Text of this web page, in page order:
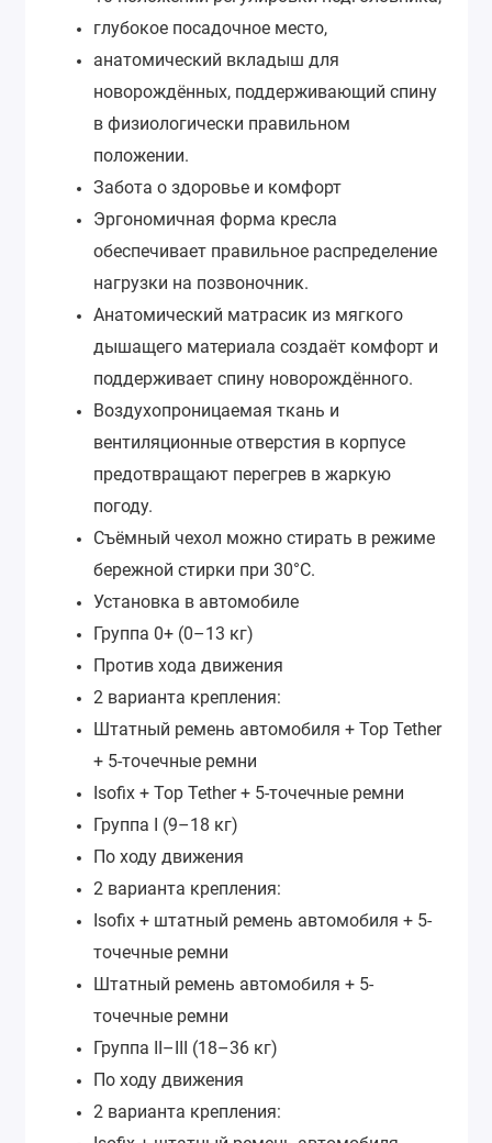
глубокое посадочное место,
анатомический вкладыш для
новорождённых, поддерживающий спину
в физиологически правильном
положении.
Забота о здоровье и комфорт
Эргономичная форма кресла
обеспечивает правильное распределение
нагрузки на позвоночник.
Анатомический матрасик из мягкого
дышащего материала создаёт комфорт и
поддерживает спину новорождённого.
Воздухопроницаемая ткань и
вентиляционные отверстия в корпусе
предотвращают перегрев в жаркую
погоду.
Съёмный чехол можно стирать в режиме
бережной стирки при 30°C.
Установка в автомобиле
Группа 0+ (0–13 кг)
Против хода движения
2 варианта крепления:
Штатный ремень автомобиля + Top Tether
+ 5-точечные ремни
Isofix + Top Tether + 5-точечные ремни
Группа I (9–18 кг)
По ходу движения
2 варианта крепления:
Isofix + штатный ремень автомобиля + 5-
точечные ремни
Штатный ремень автомобиля + 5-
точечные ремни
Группа II–III (18–36 кг)
По ходу движения
2 варианта крепления: